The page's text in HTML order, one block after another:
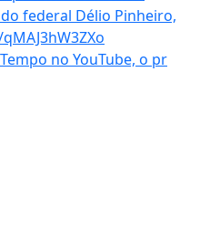
no YouTube, o pr